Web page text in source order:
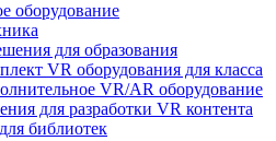
оборудование
для образования
VR оборудования для класса
VR/AR оборудование
для разработки VR контента
библиотек